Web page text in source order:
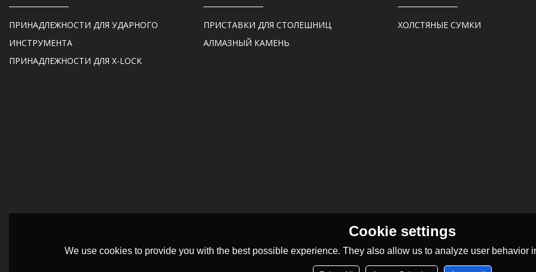
ПРИНАДЛЕЖНОСТИ ДЛЯ УДАРНОГО
ИНСТРУМЕНТА
ПРИНАДЛЕЖНОСТИ ДЛЯ X-LOCK
ПРИСТАВКИ ДЛЯ СТОЛЕШНИЦ
АЛМАЗНЫЙ КАМЕНЬ
ХОЛСТЯНЫЕ СУМКИ
Cookie settings
We use cookies to provide you with the best possible experience. They also allow us to analyze user behavior